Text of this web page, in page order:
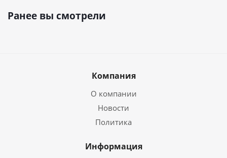
Ранее вы смотрели
Компания
О компании
Новости
Политика
Информация